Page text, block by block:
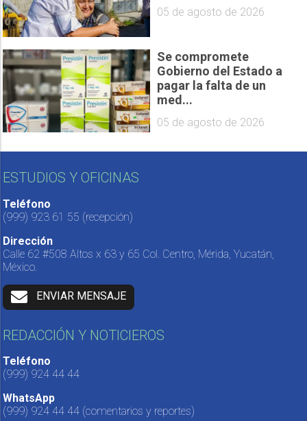
05 de agosto de 2026
Se compromete
Gobierno del Estado a
pagar la falta de un
med...
05 de agosto de 2026
ESTUDIOS Y OFICINAS
Teléfono
(999) 923 61 55 (recepción)
Dirección
Calle 62 #508 Altos x 63 y 65 Col. Centro, Mérida, Yucatán,
México.
ENVIAR MENSAJE
REDACCIÓN Y NOTICIEROS
Teléfono
(999) 924 44 44
WhatsApp
(999) 924 44 44 (comentarios y reportes)